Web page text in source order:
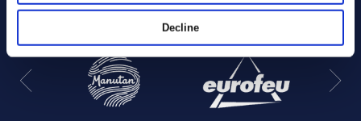
Decline